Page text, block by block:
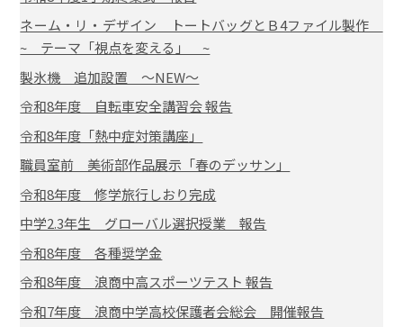
ネーム・リ・デザイン トートバッグとＢ4ファイル製作
~ テーマ「視点を変える」 ~
製氷機 追加設置 ～NEW～
令和8年度 自転車安全講習会 報告
令和8年度「熱中症対策講座」
職員室前 美術部作品展示「春のデッサン」
令和8年度 修学旅行しおり完成
中学2.3年生 グローバル選択授業 報告
令和8年度 各種奨学金
令和8年度 浪商中高スポーツテスト 報告
令和7年度 浪商中学高校保護者会総会 開催報告